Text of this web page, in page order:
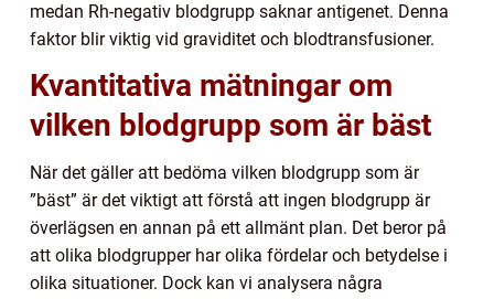
medan Rh-negativ blodgrupp saknar antigenet. Denna
faktor blir viktig vid graviditet och blodtransfusioner.
Kvantitativa mätningar om
vilken blodgrupp som är bäst
När det gäller att bedöma vilken blodgrupp som är
”bäst” är det viktigt att förstå att ingen blodgrupp är
överlägsen en annan på ett allmänt plan. Det beror på
att olika blodgrupper har olika fördelar och betydelse i
olika situationer. Dock kan vi analysera några